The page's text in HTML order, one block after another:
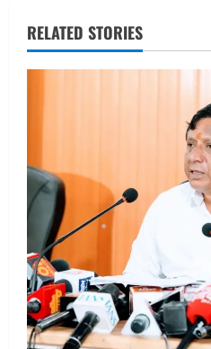
a
v
a
t
i
o
n
RELATED STORIES